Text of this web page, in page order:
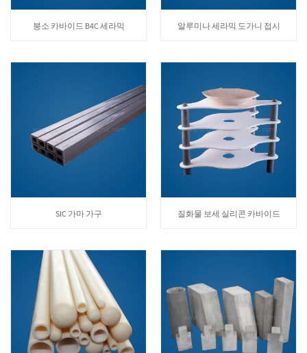
붕소 카바이드 B4C 세라믹 알루미나 세라믹 도가니 접시
SIC 가마 가구 질화물 보세 실리콘 카바이드